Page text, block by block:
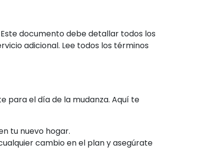
documento debe detallar todos los
adicional. Lee todos los términos
para el día de la mudanza. Aquí te
tu nuevo hogar.
cambio en el plan y asegúrate